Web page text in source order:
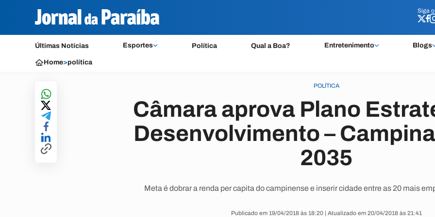
Siga o
Últimas Notícias Esportes Política Qual a Boa? Entretenimento Blogs
Siga o
Home>política
POLÍTICA
Câmara aprova Plano
Desenvolvimento –
2035
Meta é dobrar a renda per capita do campinense e inserir cidade entre as 20 mais
Publicado em 19/04/2018 às 18:20 | Atualizado em 20/04/2018 às 21:41